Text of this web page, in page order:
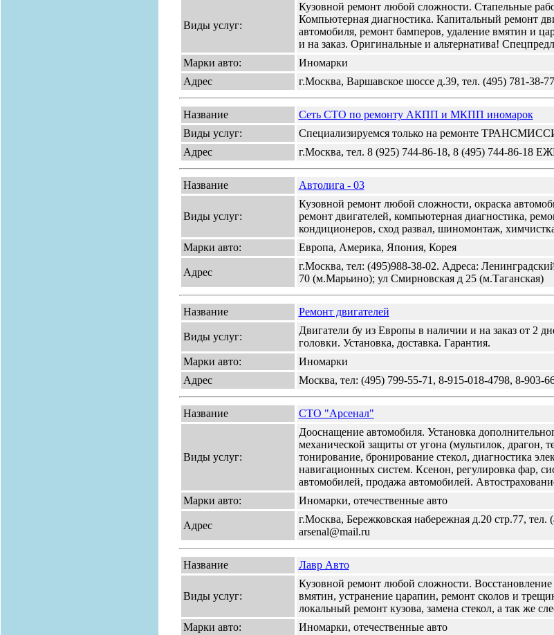
Виды услуг:
Кузовной ремонт любой сложности. Стапельные
Компьютерная диагностика. Капитальный ремонт
автомобиля, ремонт бамперов, удаление вмятин и
и на заказ. Оригинальные и альтернатива!
Марки авто:
Иномарки
Адрес
г.Москва, Варшавское шоссе д.39, тел. (495) 781-38-77
Название
Сеть СТО по ремонту АКПП и МКПП иномарок
Виды услуг:
Специализируемся только на ремонте
Адрес
г.Москва, тел. 8 (925) 744-86-18, 8 (495) 744-86-18
Название Автолига - 03
Виды услуг:
Кузовной ремонт любой сложности, окраска
ремонт двигателей, компьютерная диагностика,
кондиционеров, сход развал, шиномонтаж,
Марки авто:
Европа, Америка, Япония, Корея
Адрес
г.Москва, тел: (495)988-38-02. Адреса:
70 (м.Марьино); ул Смирновская д 25 (м.Таганская)
Название Ремонт двигателей
Виды услуг:
Двигатели бу из Европы в наличии и на заказ от 2
головки. Установка, доставка. Гарантия.
Марки авто:
Иномарки
Адрес
Москва, тел: (495) 799-55-71, 8-915-018-4798, 8-903-
Название СТО "Арсенал"
Виды услуг:
Дооснащение автомобиля. Установка
механической защиты от угона (мультилок, драгон,
тонирование, бронирование стекол, диагностика
навигационных систем. Ксенон, регулировка фар,
автомобилей, продажа автомобилей.
Марки авто:
Иномарки, отечественные авто
Адрес
г.Москва, Бережковская набережная д.20 стр.77,
arsenal@mail.ru
Название Лавр Авто
Виды услуг:
Кузовной ремонт любой сложности. Восстановление
вмятин, устранение царапин, ремонт сколов и
локальный ремонт кузова, замена стекол, а так же
Марки авто:
Иномарки, отечественные авто